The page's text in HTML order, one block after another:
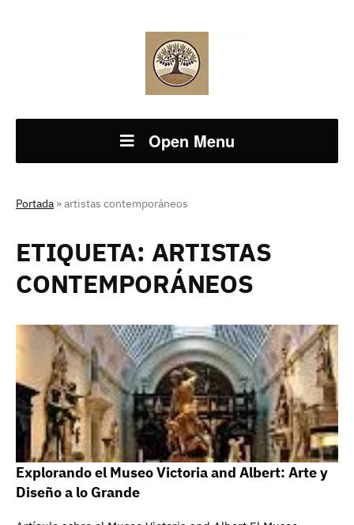
Open Menu
Portada »artistas contemporáneos
ETIQUETA: ARTISTAS
CONTEMPORÁNEOS
Explorando el Museo Victoria and Albert: Arte y
Diseño a lo Grande